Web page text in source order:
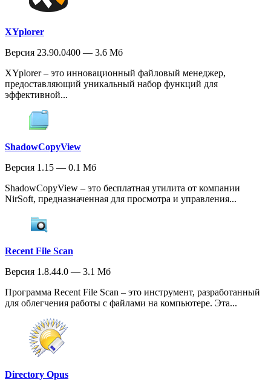
XYplorer
Версия 23.90.0400 — 3.6 Мб
XYplorer – это инновационный файловый менеджер,
предоставляющий уникальный набор функций для
эффективной...
ShadowCopyView
Версия 1.15 — 0.1 Мб
ShadowCopyView – это бесплатная утилита от компании
NirSoft, предназначенная для просмотра и управления...
Recent File Scan
Версия 1.8.44.0 — 3.1 Мб
Программа Recent File Scan – это инструмент, разработанный
для облегчения работы с файлами на компьютере. Эта...
Directory Opus